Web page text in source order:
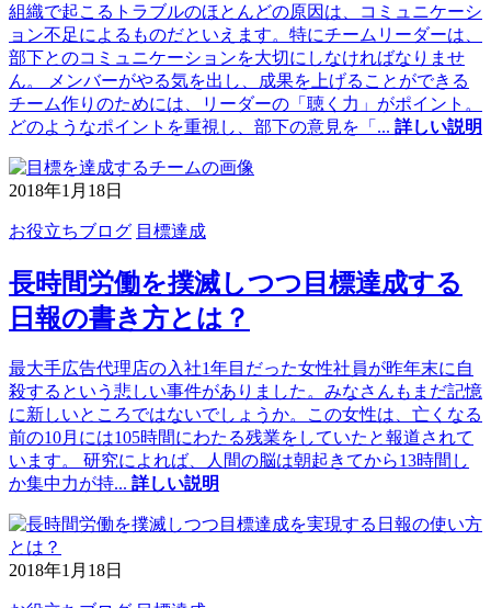
組織で起こるトラブルのほとんどの原因は、コミュニケーシ
ョン不足によるものだといえます。特にチームリーダーは、
部下とのコミュニケーションを大切にしなければなりませ
ん。 メンバーがやる気を出し、成果を上げることができる
チーム作りのためには、リーダーの「聴く力」がポイント。
どのようなポイントを重視し、部下の意見を「 ... 詳しい説明
2018年1月18日
お役立ちブログ 目標達成
長時間労働を撲滅しつつ目標達成する
日報の書き方とは？
最大手広告代理店の入社1年目だった女性社員が昨年末に自
殺するという悲しい事件がありました。みなさんもまだ記憶
に新しいところではないでしょうか。この女性は、亡くなる
前の10月には105時間にわたる残業をしていたと報道されて
います。 研究によれば、人間の脳は朝起きてから13時間し
か集中力が持... 詳しい説明
2018年1月18日